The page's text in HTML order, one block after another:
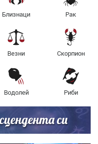
Близнаци Рак
Везни Скорпион
Водолей Риби
си